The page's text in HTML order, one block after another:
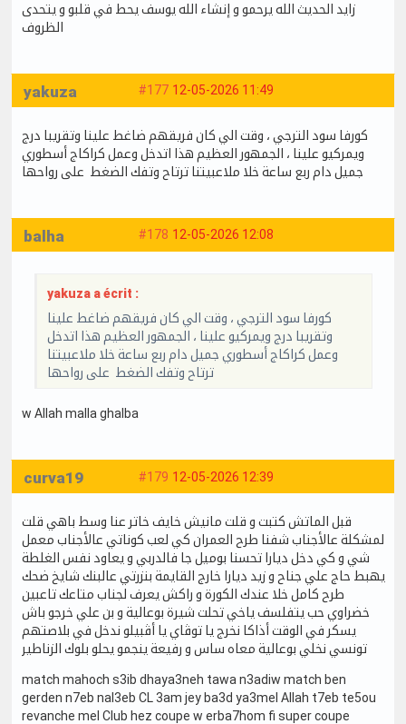
زايد الحديث الله يرحمو و إنشاء الله يوسف يحط في قلبو و يتحدى
الظروف
#177 12-05-2026 11:49
yakuza
كورفا سود الترجي ، وقت الي كان فريقهم ضاغط علينا وتقريبا درج
ويمركيو علينا ، الجمهور العظيم هذا اتدخل وعمل كراكاج أسطوري
جميل دام ربع ساعة خلا ملاعبيتنا ترتاح وتفك الضغط على رواحها
#178 12-05-2026 12:08
balha
yakuza a écrit :
كورفا سود الترجي ، وقت الي كان فريقهم ضاغط علينا
وتقريبا درج ويمركيو علينا ، الجمهور العظيم هذا اتدخل
وعمل كراكاج أسطوري جميل دام ربع ساعة خلا ملاعبيتنا
ترتاح وتفك الضغط على رواحها
w Allah malla ghalba
#179 12-05-2026 12:39
curva19
قبل الماتش كتبت و قلت مانيش خايف خاتر عنا وسط باهي قلت
لمشكلة عالأجناب شفنا طرح العمران كي لعب كوناتي عالأجناب معمل
شي و كي دخل ديارا تحسنا بوميل جا فالدربي و يعاود نفس الغلطة
يهبط حاج علي جناح و زيد ديارا خارج القايمة بنزرتي عالبنك شايخ ضحك
طرح كامل خلا عندك الكورة و راكش يعرف لجناب متاعك تاعبين
خضراوي حب يتفلسف ياخي تحلت شيرة بوعالية و بن علي خرجو باش
يسكر في الوقت أذاكا نخرج يا توڨاي يا أڨبيلو ندخل في بلاصتهم
تونسي نخلي بوعالية معاه ساس و رفيعة ينجمو يحلو بلوك الزناطير
match mahoch s3ib dhaya3neh tawa n3adiw match ben
gerden n7eb nal3eb CL 3am jey ba3d ya3mel Allah t7eb te5ou
revanche mel Club hez coupe w erba7hom fi super coupe